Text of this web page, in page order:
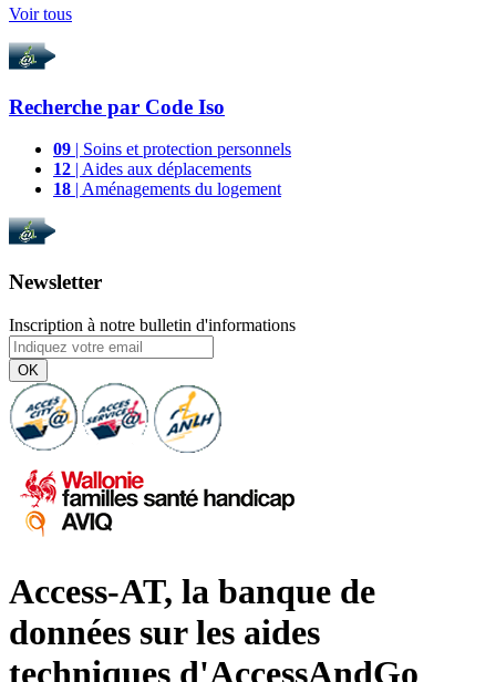
Voir tous
Recherche par Code Iso
09 | Soins et protection personnels
12 | Aides aux déplacements
18 | Aménagements du logement
Newsletter
Inscription à notre bulletin d'informations
OK
Access-AT, la banque de
données sur les aides
techniques d'AccessAndGo